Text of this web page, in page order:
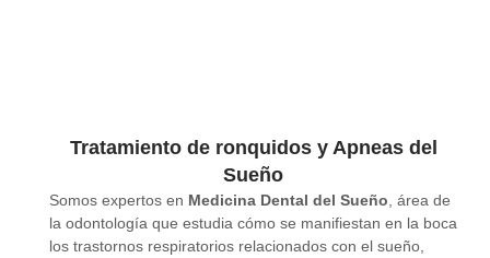
Tratamiento de ronquidos y Apneas del
Sueño
Somos expertos en Medicina Dental del Sueño , área de
la odontología que estudia cómo se manifiestan en la boca
los trastornos respiratorios relacionados con el sueño,